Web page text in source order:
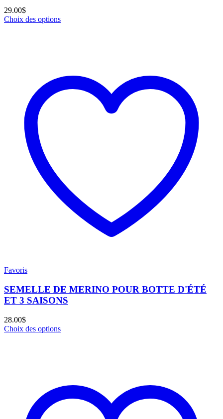
29.00$
Choix des options
Favoris
SEMELLE DE MERINO POUR BOTTE D'ÉTÉ
ET 3 SAISONS
28.00$
Choix des options